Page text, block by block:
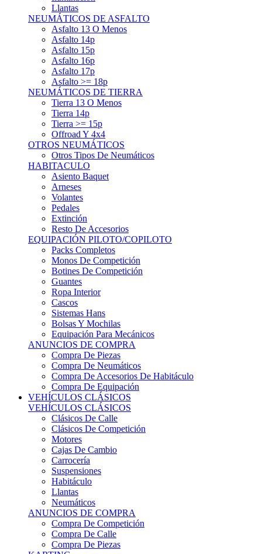
NEUMÁTICOS DE ASFALTO
Asfalto 13 O Menos
Asfalto 14p
Asfalto 15p
Asfalto 16p
Asfalto 17p
Asfalto >= 18p
NEUMÁTICOS DE TIERRA
Tierra 13 O Menos
Tierra 14p
Tierra >= 15p
Offroad Y 4x4
OTROS NEUMÁTICOS
Otros Tipos De Neumáticos
HABITACULO
Asiento Baquet
Arneses
Volantes
Pedales
Extinción
Resto De Accesorios
EQUIPACIÓN PILOTO/COPILOTO
Packs Completos
Monos De Competición
Botines De Competición
Guantes
Ropa Interior
Cascos
Sistemas Hans
Bolsas Y Mochilas
Equipación Para Mecánicos
ANUNCIOS DE COMPRA
Compra De Piezas
Compra De Neumáticos
Compra De Accesorios De Habitáculo
Compra De Equipación
VEHÍCULOS CLÁSICOS
VEHÍCULOS CLÁSICOS
Clásicos De Calle
Clásicos De Competición
Motores
Cajas De Cambio
Carrocería
Suspensiones
Habitáculo
Llantas
Neumáticos
ANUNCIOS DE COMPRA
Compra De Competición
Compra De Calle
Compra De Piezas
KARTING
KARTING